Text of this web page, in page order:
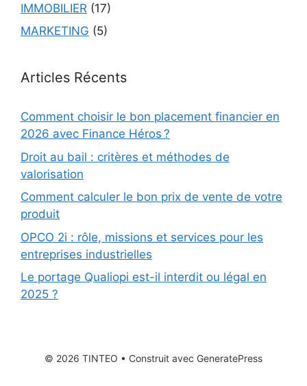
IMMOBILIER (17)
MARKETING (5)
Articles Récents
Comment choisir le bon placement financier en
2026 avec Finance Héros ?
Droit au bail : critères et méthodes de
valorisation
Comment calculer le bon prix de vente de votre
produit
OPCO 2i : rôle, missions et services pour les
entreprises industrielles
Le portage Qualiopi est-il interdit ou légal en
2025 ?
© 2026 TINTEO • Construit avec GeneratePress